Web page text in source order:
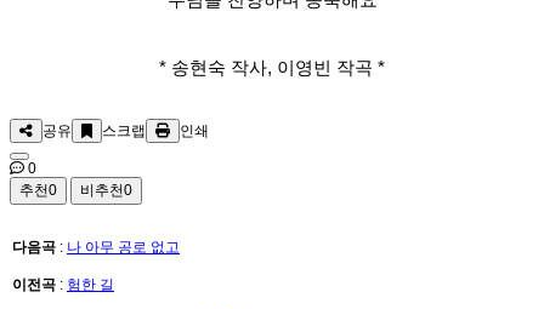
* 송현숙 작사, 이영빈 작곡 *
공유 스크랩 인쇄
0
추천0 비추천0
다음곡 : 나 아무 공로 없고
이전곡 : 험한 길